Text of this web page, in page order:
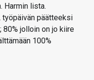
Harmin lista.
työpäivän päätteeksi
80% jolloin on jo kiire
100%